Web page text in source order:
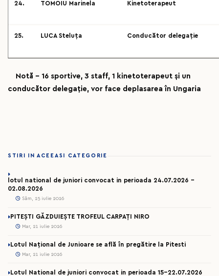
24. TOMOIU Marinela Kinetoterapeut
25. LUCA Steluța Conducător delegație
Notă – 16 sportive, 3 staff, 1 kinetoterapeut și un
conducător delegație, vor face deplasarea în Ungaria
STIRI IN ACEEASI CATEGORIE
lotul national de juniori convocat in perioada 24.07.2026 –
02.08.2026
Sâm, 25 iulie 2026
PITEȘTI GĂZDUIEȘTE TROFEUL CARPAȚI NIRO
Mar, 21 iulie 2026
Lotul Național de Junioare se află în pregătire la Pitesti
Mar, 21 iulie 2026
Lotul National de juniori convocat in perioada 15-22.07.2026